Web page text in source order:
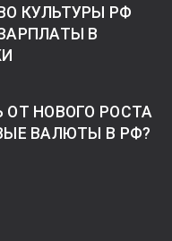
КУЛЬТУРЫ РФ
В
НОВОГО РОСТА
ВАЛЮТЫ В РФ?